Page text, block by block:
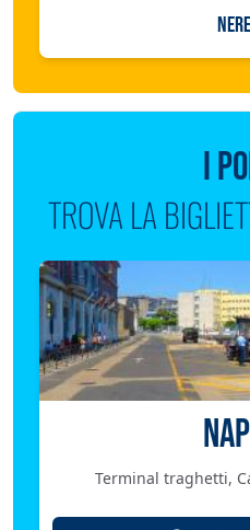
I
TROVA LA
Terminal traghetti,